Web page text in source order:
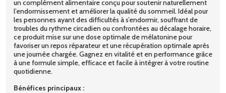
un complément alimentaire conçu pour soutenir naturellement
l’endormissement et améliorer la qualité du sommeil. Idéal pour
les personnes ayant des difficultés à s’endormir, souffrant de
troubles du rythme circadien ou confrontées au décalage horaire,
ce produit mise sur une dose optimale de mélatonine pour
favoriser un repos réparateur et une récupération optimale après
une journée chargée. Gagnez en vitalité et en performance grâce
à une formule simple, efficace et facile à intégrer à votre routine
quotidienne.
Bénéfices principaux :